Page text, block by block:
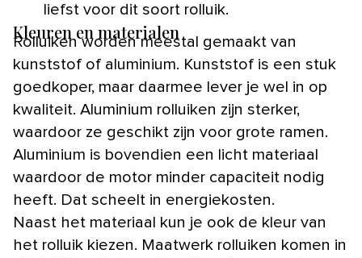
liefst voor dit soort rolluik.
Kleuren en materialen
Rolluiken worden meestal gemaakt van
kunststof of aluminium. Kunststof is een stuk
goedkoper, maar daarmee lever je wel in op
kwaliteit. Aluminium rolluiken zijn sterker,
waardoor ze geschikt zijn voor grote ramen.
Aluminium is bovendien een licht materiaal
waardoor de motor minder capaciteit nodig
heeft. Dat scheelt in energiekosten.
Naast het materiaal kun je ook de kleur van
het rolluik kiezen. Maatwerk rolluiken komen in